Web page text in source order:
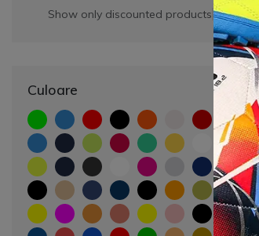
Show only discounted products
Culoare